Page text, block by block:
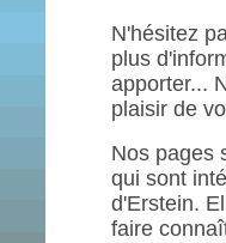
N'hésitez
plus
apporter...
plaisir de
Nos pages
qui sont
d'Erstein.
faire